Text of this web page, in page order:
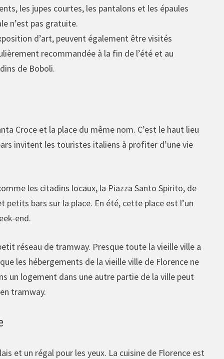
les jupes courtes, les pantalons et les épaules
n’est pas gratuite.
d’art, peuvent également être visités
recommandée à la fin de l’été et au
de Boboli.
Croce et la place du même nom. C’est le haut lieu
invitent les touristes italiens à profiter d’une vie
les citadins locaux, la Piazza Santo Spirito, de
bars sur la place. En été, cette place est l’un
end.
réseau de tramway. Presque toute la vieille ville a
les hébergements de la vieille ville de Florence ne
un logement dans une autre partie de la ville peut
tramway.
et un régal pour les yeux. La cuisine de Florence est